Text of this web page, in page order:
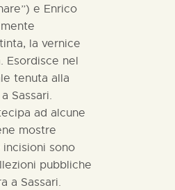
e Enrico
la vernice
Esordisce nel
tenuta alla
Sassari.
ad alcune
mostre
incisioni sono
pubbliche
a Sassari.